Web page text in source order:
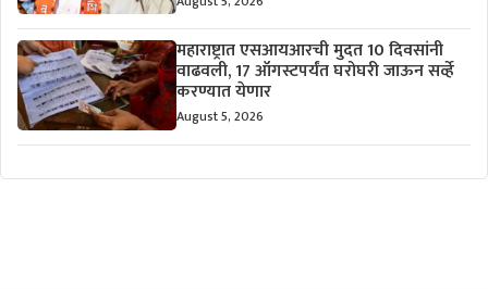
महाराष्ट्रात एसआयआरची मुदत 10 दिवसांनी
वाढवली, 17 ऑगस्टपर्यंत घरोघरी जाऊन सर्व्हे
करण्यात येणार
August 5, 2026